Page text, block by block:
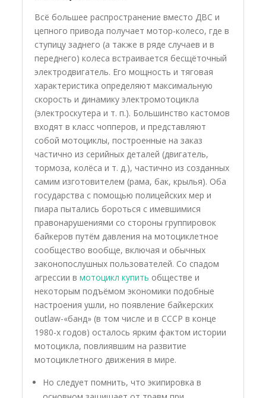
Всё большее распространение вместо ДВС и
цепного привода получает мотор-колесо, где в
ступицу заднего (а также в ряде случаев и в
переднего) колеса встраивается бесщёточный
электродвигатель. Его мощность и тяговая
характеристика определяют максимальную
скорость и динамику электромотоцикла
(электроскутера и т. п.). Большинство кастомов
входят в класс чопперов, и представляют
собой мотоциклы, построенные на заказ
частично из серийных деталей (двигатель,
тормоза, колёса и т. д.), частично из созданных
самим изготовителем (рама, бак, крылья). Оба
государства с помощью полицейских мер и
пиара пытались бороться с имевшимися
правонарушениями со стороны группировок
байкеров путём давления на мотоциклетное
сообщество вообще, включая и обычных
законопослушных пользователей. Со спадом
агрессии вмотоцикл купить обществе и
некоторым подъёмом экономики подобные
настроения ушли, но появление байкерских
outlaw-«банд» (в том числе и в СССР в конце
1980-х годов) осталось ярким фактом истории
мотоцикла, повлиявшим на развитие
мотоциклетного движения в мире.
Но следует помнить, что экипировка в